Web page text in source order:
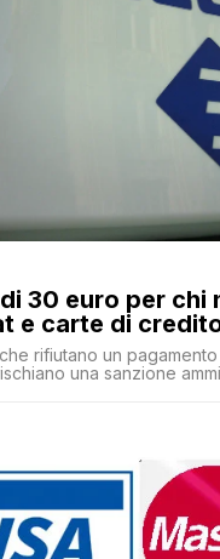
30 euro per chi
e carte di
rifiutano un
una sanzione